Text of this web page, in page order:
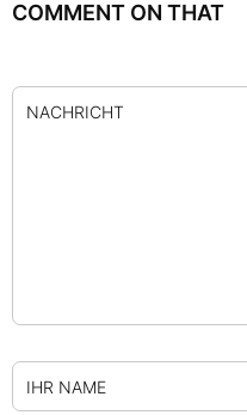
COMMENT ON THAT
NACHRICHT
IHR NAME